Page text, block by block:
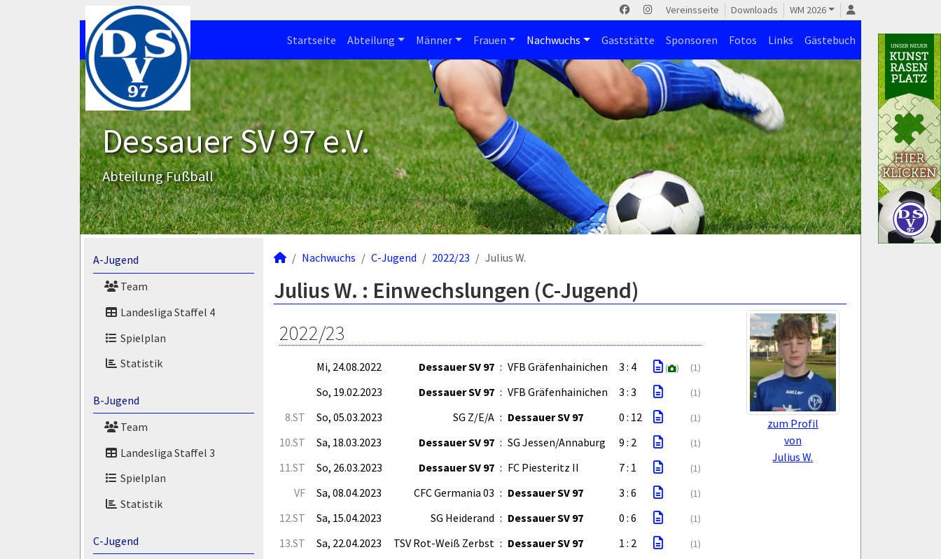
Vereinsseite Downloads WM 2026
Startseite Abteilung Männer Frauen Nachwuchs Gaststätte Sponsoren Fotos Links Gästebuch
Dessauer SV 97 e.V.
Abteilung Fußball
A-Jugend
Team
Landesliga Staffel 4
Spielplan
Statistik
B-Jugend
Team
Landesliga Staffel 3
Spielplan
Statistik
C-Jugend
Nachwuchs C-Jugend 2022/23 Julius W.
Julius W. : Einwechslungen (C-Jugend)
zum Profil
von
Julius W.
2022/23
Mi, 24.08.2022 Dessauer SV 97 : VFB Gräfenhainichen 3 : 4 ( ) (1)
So, 19.02.2023 Dessauer SV 97 : VFB Gräfenhainichen 3 : 3 (1)
8.ST So, 05.03.2023 SG Z/E/A : Dessauer SV 97 0 : 12 (1)
10.ST Sa, 18.03.2023 Dessauer SV 97 : SG Jessen/Annaburg 9 : 2 (1)
11.ST So, 26.03.2023 Dessauer SV 97 : FC Piesteritz II 7 : 1 (1)
VF Sa, 08.04.2023 CFC Germania 03 : Dessauer SV 97 3 : 6 (1)
12.ST Sa, 15.04.2023 SG Heiderand : Dessauer SV 97 0 : 6 (1)
13.ST Sa, 22.04.2023 TSV Rot-Weiß Zerbst : Dessauer SV 97 1 : 2 (1)